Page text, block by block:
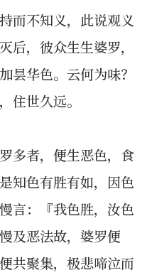
而不知义，此说观义
后，彼众生生婆罗，
昙华色。云何为味？
住世久远。
多者，便生恶色，食
知色有胜有如，因色
言：『我色胜，汝色
及恶法故，婆罗便
共聚集，极悲啼泣而